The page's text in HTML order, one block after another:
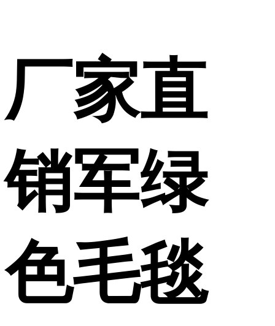
厂家直
销军绿
色毛毯